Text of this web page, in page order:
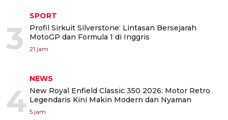
3
SPORT
Profil Sirkuit Silverstone: Lintasan Bersejarah
MotoGP dan Formula 1 di Inggris
21 jam
4
NEWS
New Royal Enfield Classic 350 2026: Motor Retro
Legendaris Kini Makin Modern dan Nyaman
5 jam